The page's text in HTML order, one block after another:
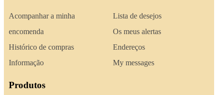
Acompanhar a minha
encomenda
Histórico de compras
Informação
Lista de desejos
Os meus alertas
Endereços
My messages
Produtos